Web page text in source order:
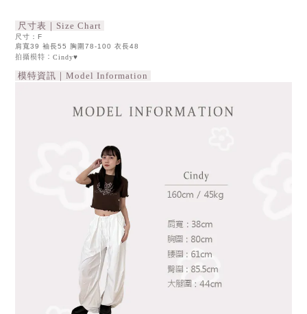
尺寸表｜Size Chart
尺寸：F
肩寬39 袖長55 胸圍78-100 衣長48
拍攝模特：Cindy♥
模特資訊｜Model Information